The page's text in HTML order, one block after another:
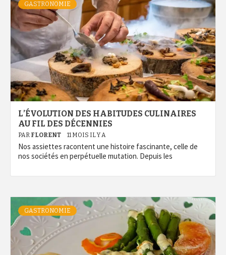
GASTRONOMIE
L’ÉVOLUTION DES HABITUDES CULINAIRES
AU FIL DES DÉCENNIES
PAR FLORENT 11 MOIS IL Y A
Nos assiettes racontent une histoire fascinante, celle de
nos sociétés en perpétuelle mutation. Depuis les
GASTRONOMIE